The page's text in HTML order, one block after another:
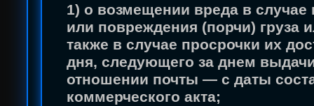
1) о возмещении вреда в случае
или повреждения (порчи) груза
также в случае просрочки их
дня, следующего за днем
отношении почты — с даты
коммерческого акта;